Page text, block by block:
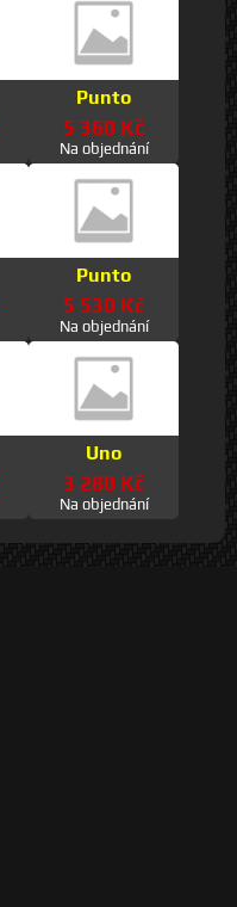
Punto
5 360 Kč
Na objednání
Punto
5 530 Kč
Na objednání
Uno
3 280 Kč
Na objednání